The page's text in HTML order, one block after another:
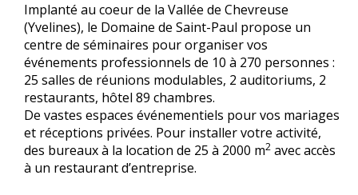
Implanté au coeur de la Vallée de Chevreuse
(Yvelines), le Domaine de Saint-Paul propose un
centre de séminaires pour organiser vos
événements professionnels de 10 à 270 personnes :
25 salles de réunions modulables, 2 auditoriums, 2
restaurants, hôtel 89 chambres.
De vastes espaces événementiels pour vos mariages
et réceptions privées. Pour installer votre activité,
des bureaux à la location de 25 à 2000 m2 avec accès
à un restaurant d’entreprise.